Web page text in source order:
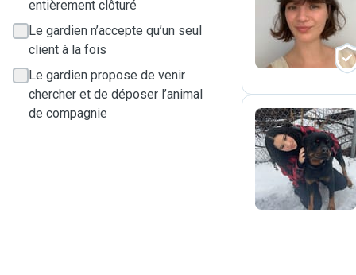
entièrement clôturé
Le gardien n’accepte qu’un seul
client à la fois
Le gardien propose de venir
chercher et de déposer l’animal
de compagnie
E
M